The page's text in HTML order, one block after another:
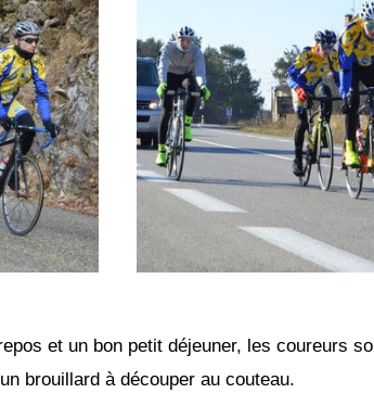
et un bon petit déjeuner, les coureurs
brouillard à découper au couteau.